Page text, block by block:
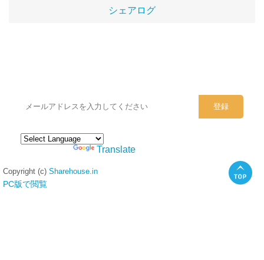
シェアログ
Translate
Copyright (c) Sharehouse.in
PC版で閲覧